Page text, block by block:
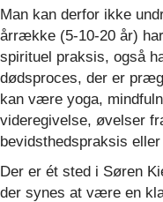
Man kan derfor ikke
årrække (5-10-20 år)
spirituel praksis, også
dødsproces, der er
kan være yoga,
videregivelse, øvelser
bevidsthedspraksis
Der er ét sted i Søren
der synes at være en